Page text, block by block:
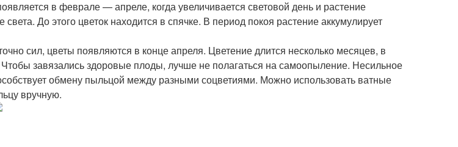
в феврале — апреле, когда увеличивается световой день и растение
света. До этого цветок находится в спячке. В период покоя растение аккумулирует
сил, цветы появляются в конце апреля. Цветение длится несколько месяцев, в
завязались здоровые плоды, лучше не полагаться на самоопыление. Несильное
обмену пыльцой между разными соцветиями. Можно использовать ватные
вручную.